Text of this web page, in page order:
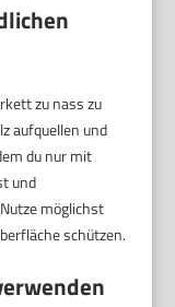
zu nass zu
aufquellen und
du nur mit
und
möglichst
schützen.